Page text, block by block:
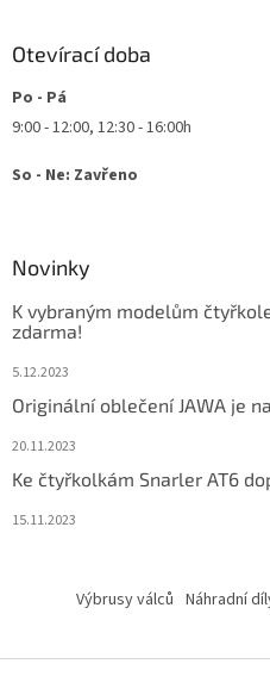
Otevírací doba
Po - Pá
9:00 - 12:00, 12:30 - 16:00h
So - Ne: Zavřeno
Novinky
K vybraným modelům
zdarma!
5.12.2023
Originální oblečení JAWA je
20.11.2023
Ke čtyřkolkám Snarler AT6
15.11.2023
Výbrusy válců Náhradní